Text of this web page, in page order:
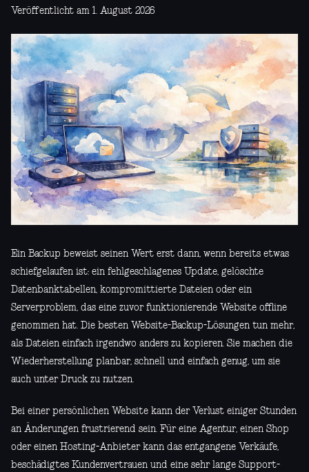
Veröffentlicht am 1. August 2026
Ein Backup beweist seinen Wert erst dann, wenn bereits etwas
schiefgelaufen ist: ein fehlgeschlagenes Update, gelöschte
Datenbanktabellen, kompromittierte Dateien oder ein
Serverproblem, das eine zuvor funktionierende Website offline
genommen hat. Die besten Website-Backup-Lösungen tun mehr,
als Dateien einfach irgendwo anders zu kopieren. Sie machen die
Wiederherstellung planbar, schnell und einfach genug, um sie
auch unter Druck zu nutzen.
Bei einer persönlichen Website kann der Verlust einiger Stunden
an Änderungen frustrierend sein. Für eine Agentur, einen Shop
oder einen Hosting-Anbieter kann das entgangene Verkäufe,
beschädigtes Kundenvertrauen und eine sehr lange Support-